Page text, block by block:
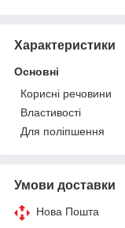
Характеристики
Основні
Корисні речовини
Властивості
Для поліпшення
Умови доставки
Нова Пошта